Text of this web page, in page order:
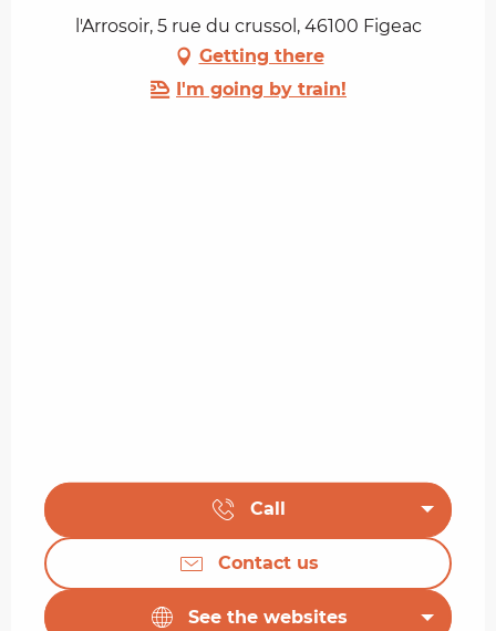
l'Arrosoir, 5 rue du crussol, 46100 Figeac
Getting there
I'm going by train!
Call
Contact us
See the websites